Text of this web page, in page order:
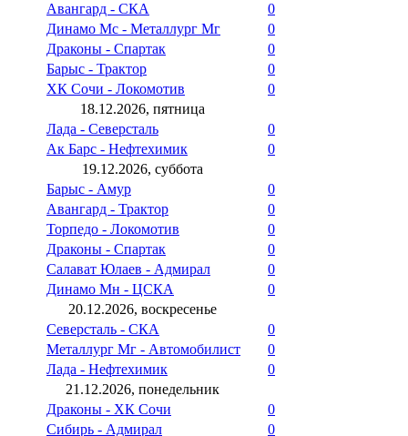
Авангард - СКА
0
Динамо Мс - Металлург Мг
0
Драконы - Спартак
0
Барыс - Трактор
0
ХК Сочи - Локомотив
0
18.12.2026, пятница
Лада - Северсталь
0
Ак Барс - Нефтехимик
0
19.12.2026, суббота
Барыс - Амур
0
Авангард - Трактор
0
Торпедо - Локомотив
0
Драконы - Спартак
0
Салават Юлаев - Адмирал
0
Динамо Мн - ЦСКА
0
20.12.2026, воскресенье
Северсталь - СКА
0
Металлург Мг - Автомобилист
0
Лада - Нефтехимик
0
21.12.2026, понедельник
Драконы - ХК Сочи
0
Сибирь - Адмирал
0